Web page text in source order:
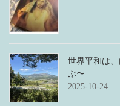
世界平和は
ぶ〜
2025-10-24